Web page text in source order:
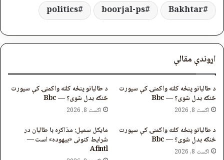
Bakhtar
boorjal-ps
politics
اړوندې مقالې
د طالبانو پنځه کلنه واکمنۍ کې سپورت
څنګه بدل شوی؟ — Bbc
اگست 8, 2026
د طالبانو پنځه کلنه واکمنۍ کې سپورت
څنګه بدل شوی؟ — Bbc
اگست 8, 2026
د طالبانو پنځه کلنه واکمنۍ کې سپورت
څنګه بدل شوی؟ — Bbc
اگست 8, 2026
مایکل سمپل: مذاکره با طالبان در
شرایط کنونی «بیهوده» است —
Afintl